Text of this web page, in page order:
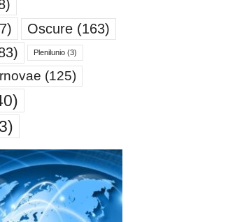
Oscure(163)
Plenilunio(3)
(125)